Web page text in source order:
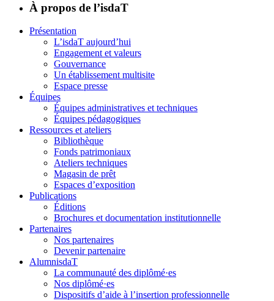
À propos de l’isdaT
Présentation
L’isdaT aujourd’hui
Engagement et valeurs
Gouvernance
Un établissement multisite
Espace presse
Équipes
Équipes administratives et techniques
Équipes pédagogiques
Ressources et ateliers
Bibliothèque
Fonds patrimoniaux
Ateliers techniques
Magasin de prêt
Espaces d’exposition
Publications
Éditions
Brochures et documentation institutionnelle
Partenaires
Nos partenaires
Devenir partenaire
AlumnisdaT
La communauté des diplômé·es
Nos diplômé·es
Dispositifs d’aide à l’insertion professionnelle